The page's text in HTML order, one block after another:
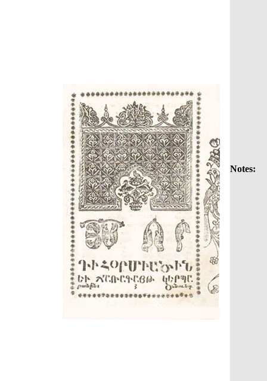
Notes: